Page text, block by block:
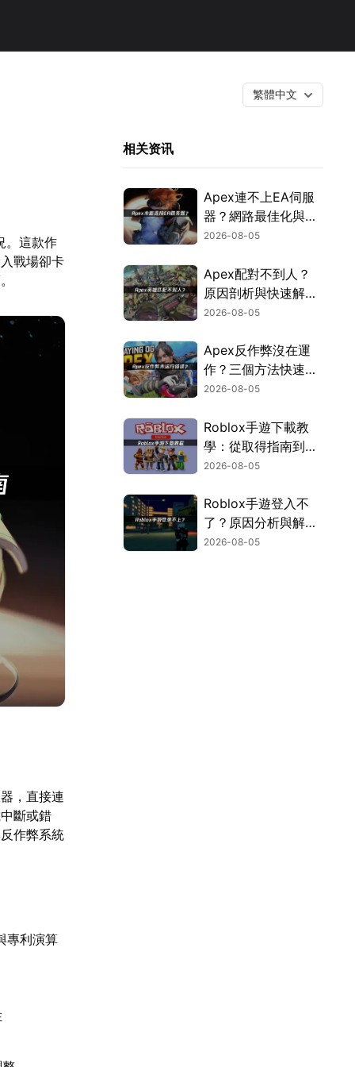
繁體中文
。這款作
戰場卻卡
，直接連
斷或錯
作弊系統
專利演算
相关资讯
Apex連不上EA伺服
器？網路最佳化與疑
難排解全攻略！
2026-08-05
Apex配對不到人？
原因剖析與快速解決
方式！
2026-08-05
Apex反作弊沒在運
作？三個方法快速解
決！
2026-08-05
Roblox手遊下載教
學：從取得指南到登
入疑難排解！
2026-08-05
Roblox手遊登入不
了？原因分析與解決
方案！
2026-08-05